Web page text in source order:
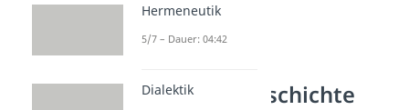
Metaphysik Geschichte
Hermeneutik
5/7 – Dauer: 04:42
Dialektik